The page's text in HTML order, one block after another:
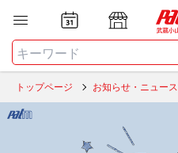
お店 ニュース 全て
トップページ お知らせ・ニュース